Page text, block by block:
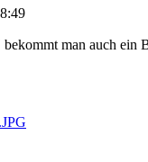
man auch ein